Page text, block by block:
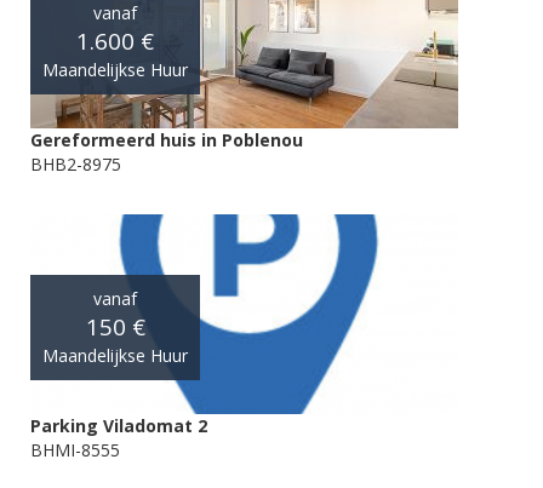
vanaf
1.600 €
Maandelijkse Huur
Gereformeerd huis in Poblenou
BHB2-8975
vanaf
150 €
Maandelijkse Huur
Parking Viladomat 2
BHMI-8555